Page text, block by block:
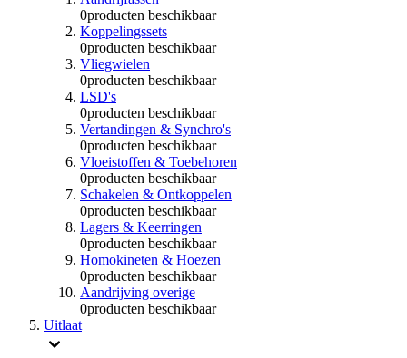
0producten beschikbaar
Koppelingssets
0producten beschikbaar
Vliegwielen
0producten beschikbaar
LSD's
0producten beschikbaar
Vertandingen & Synchro's
0producten beschikbaar
Vloeistoffen & Toebehoren
0producten beschikbaar
Schakelen & Ontkoppelen
0producten beschikbaar
Lagers & Keerringen
0producten beschikbaar
Homokineten & Hoezen
0producten beschikbaar
Aandrijving overige
0producten beschikbaar
Uitlaat